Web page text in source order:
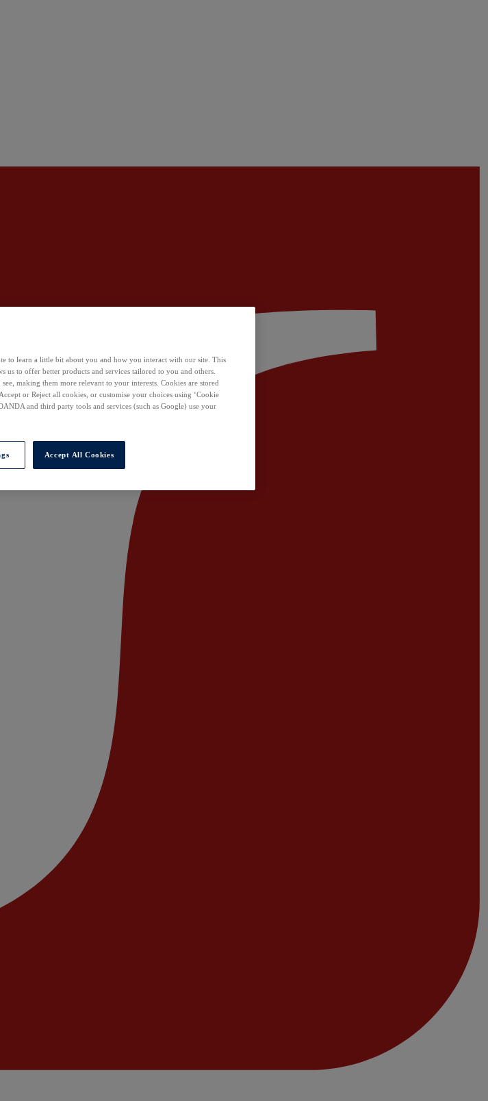
to learn a little bit about you and how you interact with our site. This
us to offer better products and services tailored to you and others.
making them more relevant to your interests. Cookies are stored
or Reject all cookies, or customise your choices using ‘Cookie
and third party tools and services (such as Google) use your
Accept All Cookies